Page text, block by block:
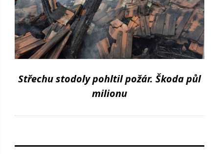
Střechu stodoly pohltil požár. Škoda půl
milionu